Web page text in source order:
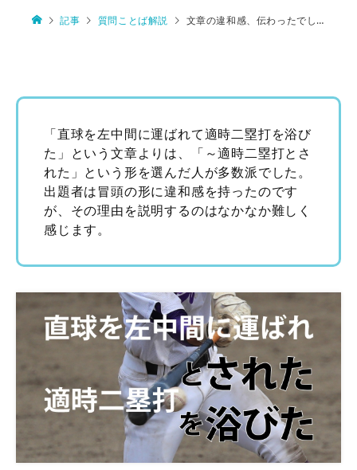
記事 質問ことば解説 文章の違和感、伝わったでしょうか
「直球を左中間に運ばれて適時二塁打を浴び
た」という文章よりは、「～適時二塁打とさ
れた」という形を選んだ人が多数派でした。
出題者は冒頭の形に違和感を持ったのです
が、その理由を説明するのはなかなか難しく
感じます。